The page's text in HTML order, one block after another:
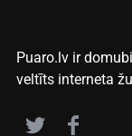
Puaro.lv ir
veltīts interneta